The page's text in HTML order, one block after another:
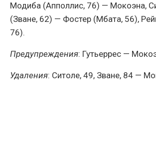
Модиба (Апполлис, 76) — Мокоэна,
(Зване, 62) — Фостер (Мбата, 56),
76).
Предупреждения: Гутьеррес —
Удаления: Ситоле, 49, Зване, 84 —